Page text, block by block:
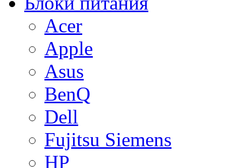
Acer
Apple
Asus
BenQ
Dell
Fujitsu Siemens
HP